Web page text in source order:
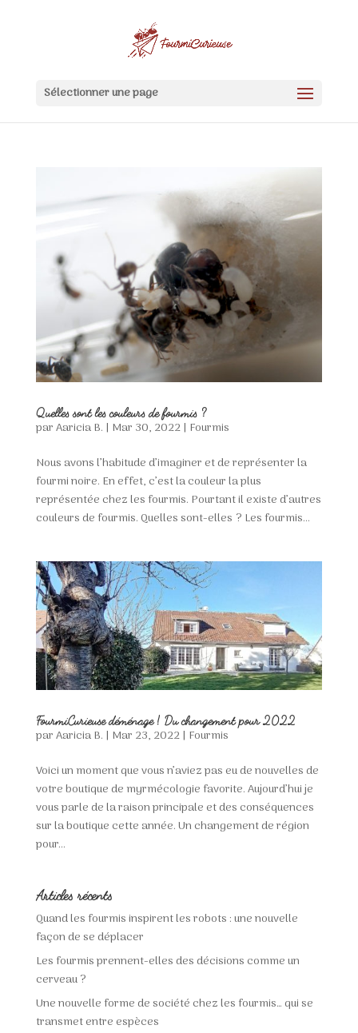
Sélectionner une page
Quelles sont les couleurs de fourmis ?
parAaricia B. | Mar 30, 2022| Fourmis
Nous avons l’habitude d’imaginer et de représenter la
fourmi noire. En effet, c’est la couleur la plus
représentée chez les fourmis. Pourtant il existe d’autres
couleurs de fourmis. Quelles sont-elles ? Les fourmis...
FourmiCurieuse déménage ! Du changement pour 2022
parAaricia B. | Mar 23, 2022| Fourmis
Voici un moment que vous n’aviez pas eu de nouvelles de
votre boutique de myrmécologie favorite. Aujourd’hui je
vous parle de la raison principale et des conséquences
sur la boutique cette année. Un changement de région
pour...
Articles récents
Quand les fourmis inspirent les robots : une nouvelle
façon de se déplacer
Les fourmis prennent-elles des décisions comme un
cerveau ?
Une nouvelle forme de société chez les fourmis… qui se
transmet entre espèces